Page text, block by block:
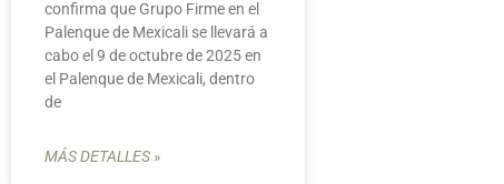
confirma que Grupo Firme en el
Palenque de Mexicali se llevará a
cabo el 9 de octubre de 2025 en
el Palenque de Mexicali, dentro
de
MÁS DETALLES »